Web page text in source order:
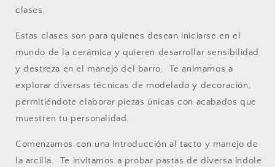
Horas
clases.
Estas clases son para quienes desean iniciarse en el
mundo de la cerámica y quieren desarrollar sensibilidad
y destreza en el manejo del barro. Te animamos a
explorar diversas técnicas de modelado y decoración,
permitiéndote elaborar piezas únicas con acabados que
muestren tu personalidad.
Comenzamos con una introducción al tacto y manejo de
la arcilla. Te invitamos a probar pastas de diversa índole